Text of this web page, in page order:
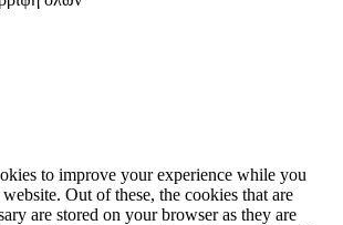
to improve your experience while you
Out of these, the cookies that are
are stored on your browser as they are